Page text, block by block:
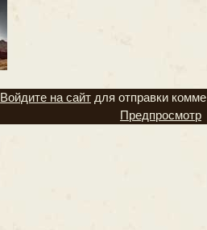
Войдите на сайт для отправки
Предпросмотр